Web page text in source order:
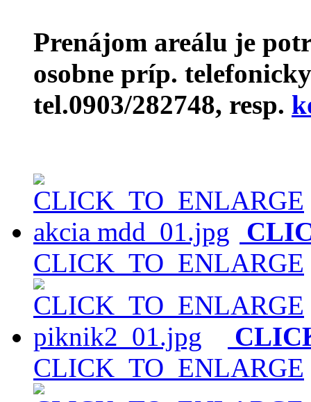
Prenájom areálu je
osobne príp.
tel.0903/282748, resp.
CLICK_TO_ENLARGE
CLICK_TO_ENLARGE